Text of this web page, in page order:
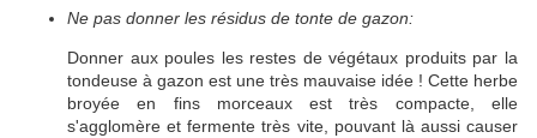
Ne pas donner les résidus de tonte de gazon:
Donner aux poules les restes de végétaux produits par la
tondeuse à gazon est une très mauvaise idée ! Cette herbe
broyée en fins morceaux est très compacte, elle
s'agglomère et fermente très vite, pouvant là aussi causer